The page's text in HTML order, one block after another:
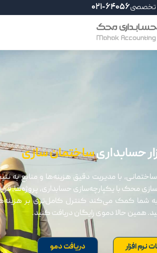
تخصصی021-64056
حسابداریساختمان سازی
با مدیریت دقیق هزینه‌ها و منابع به
محک با یکپارچه‌سازی حسابداری، پروژه‌ها،
به شما کمک می‌کند کنترل کامل‌تری بر
همین حالا دموی رایگان دریافت کنید.
نرم افزار دریافت دمو